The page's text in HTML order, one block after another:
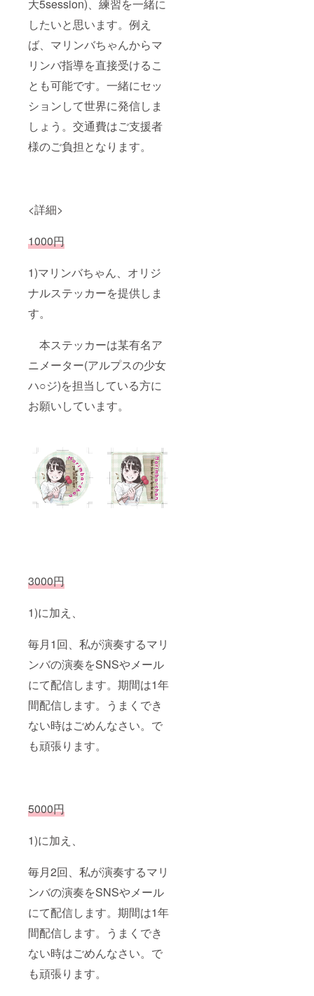
大5session)、練習を一緒に
したいと思います。例え
ば、マリンバちゃんからマ
リンバ指導を直接受けるこ
とも可能です。一緒にセッ
ションして世界に発信しま
しょう。交通費はご支援者
様のご負担となります。
<詳細>
1000円
1)マリンバちゃん、オリジ
ナルステッカーを提供しま
す。
本ステッカーは某有名ア
ニメーター(アルプスの少女
ハ○ジ)を担当している方に
お願いしています。
3000円
1)に加え、
毎月1回、私が演奏するマリ
ンバの演奏をSNSやメール
にて配信します。期間は1年
間配信します。うまくでき
ない時はごめんなさい。で
も頑張ります。
5000円
1)に加え、
毎月2回、私が演奏するマリ
ンバの演奏をSNSやメール
にて配信します。期間は1年
間配信します。うまくでき
ない時はごめんなさい。で
も頑張ります。